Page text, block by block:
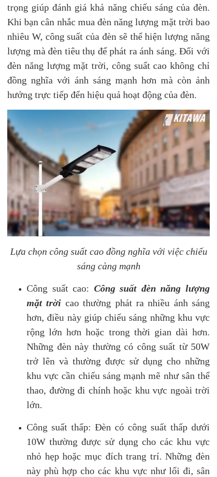
trọng giúp đánh giá khả năng chiếu sáng của đèn.
Khi bạn cân nhắc mua đèn năng lượng mặt trời bao
nhiêu W, công suất của đèn sẽ thể hiện lượng năng
lượng mà đèn tiêu thụ để phát ra ánh sáng. Đối với
đèn năng lượng mặt trời, công suất cao không chỉ
đồng nghĩa với ánh sáng mạnh hơn mà còn ảnh
hưởng trực tiếp đến hiệu quả hoạt động của đèn.
Lựa chọn công suất cao đồng nghĩa với việc chiếu
sáng càng mạnh
Công suất cao: Công suất đèn năng lượng
mặt trời cao thường phát ra nhiều ánh sáng
hơn, điều này giúp chiếu sáng những khu vực
rộng lớn hơn hoặc trong thời gian dài hơn.
Những đèn này thường có công suất từ 50W
trở lên và thường được sử dụng cho những
khu vực cần chiếu sáng mạnh mẽ như sân thể
thao, đường đi chính hoặc khu vực ngoài trời
lớn.
Công suất thấp: Đèn có công suất thấp dưới
10W thường được sử dụng cho các khu vực
nhỏ hẹp hoặc mục đích trang trí. Những đèn
này phù hợp cho các khu vực như lối đi, sân